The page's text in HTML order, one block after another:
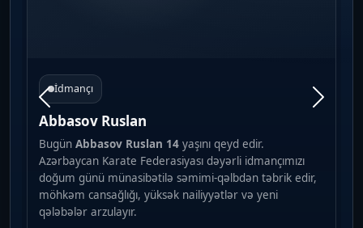
İdmançı
Abbasov Ruslan
Bugün Abbasov Ruslan 14 yaşını qeyd edir.
Azərbaycan Karate Federasiyası dəyərli idmançımızı
doğum günü münasibətilə səmimi-qəlbdən təbrik edir,
möhkəm cansağlığı, yüksək nailiyyətlər və yeni
qələbələr arzulayır.